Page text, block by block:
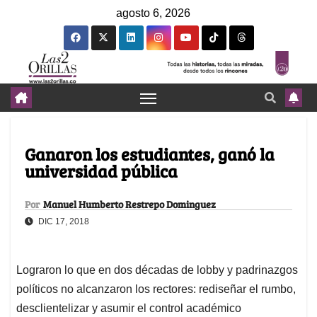
agosto 6, 2026
Ganaron los estudiantes, ganó la
universidad pública
Por Manuel Humberto Restrepo Dominguez
DIC 17, 2018
Lograron lo que en dos décadas de lobby y padrinazgos
políticos no alcanzaron los rectores: rediseñar el rumbo,
desclientelizar y asumir el control académico